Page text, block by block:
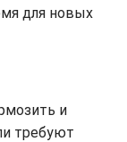
для новых
и
требуют